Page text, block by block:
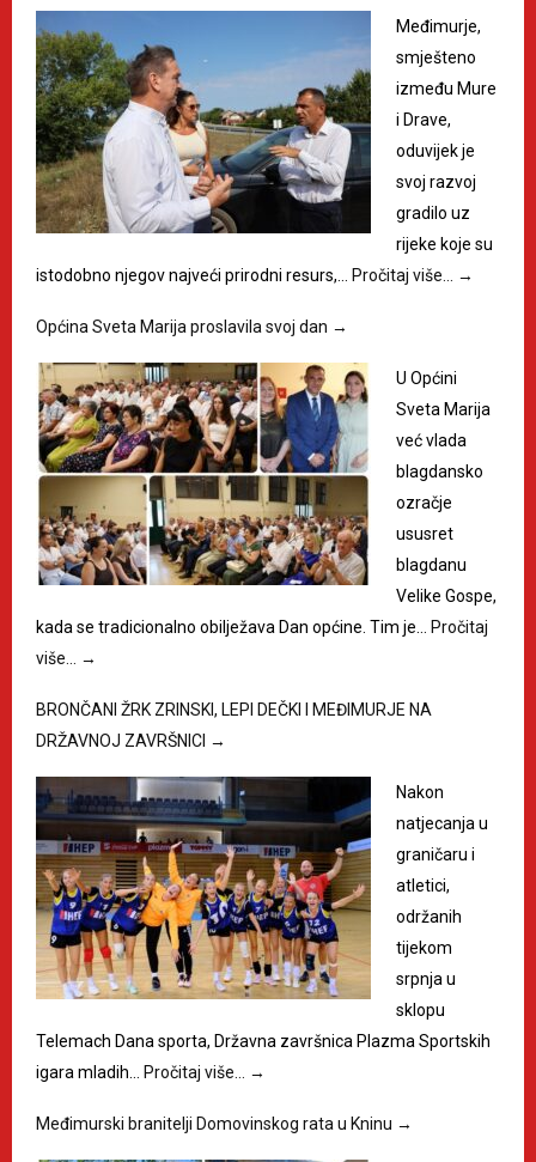
Međimurje,
smješteno
između Mure
i Drave,
oduvijek je
svoj razvoj
gradilo uz
rijeke koje su
istodobno njegov najveći prirodni resurs,… Pročitaj više… →
Općina Sveta Marija proslavila svoj dan →
U Općini
Sveta Marija
već vlada
blagdansko
ozračje
ususret
blagdanu
Velike Gospe,
kada se tradicionalno obilježava Dan općine. Tim je… Pročitaj
više…
→
BRONČANI ŽRK ZRINSKI, LEPI DEČKI I MEĐIMURJE NA
DRŽAVNOJ ZAVRŠNICI →
Nakon
natjecanja u
graničaru i
atletici,
održanih
tijekom
srpnja u
sklopu
Telemach Dana sporta, Državna završnica Plazma Sportskih
igara mladih… Pročitaj više… →
Međimurski branitelji Domovinskog rata u Kninu →